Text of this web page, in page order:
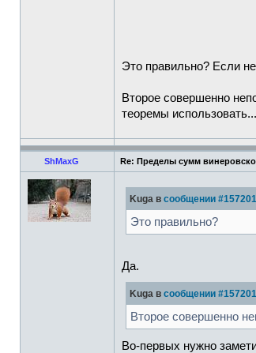
Это правильно? Если
Второе совершенно
теоремы использовать...
ShMaxG Re: Пределы сумм
Kuga в сообщении
Это правильно?
Да.
Kuga в сообщении
Второе совершенно
Во-первых нужно